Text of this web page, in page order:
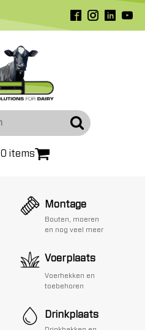
0 items
Montage
Bouten, moeren
en nog veel meer
Voerplaats
Voerhekken en
toebehoren
Drinkplaats